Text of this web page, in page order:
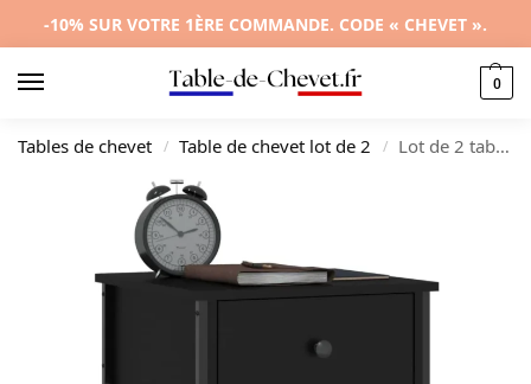
-10% SUR VOTRE 1ÈRE COMMANDE. CODE « CHEVET ».
0
Tables de chevet / Table de chevet lot de 2 / Lot de 2 tables de nuit bois design moderne étagère ouverte, 44x45x58cm